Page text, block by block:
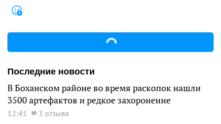
Последние новости
В Боханском районе во время раскопок нашли
3500 артефактов и редкое захоронение
12:41 3 отзыва